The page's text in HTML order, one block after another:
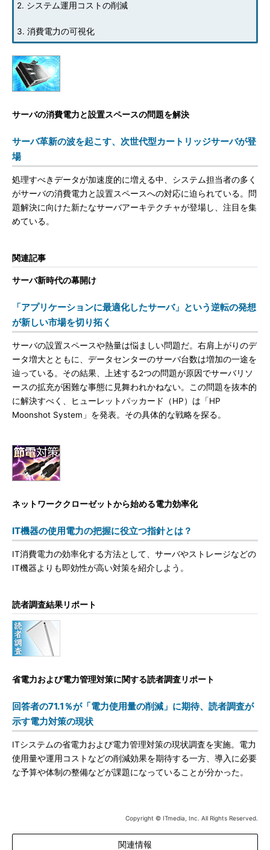
2. システム運用コストの削減
3. 消費電力の可視化
サーバの消費電力と設置スペースの問題を解決
サーバ革新の波を起こす、次世代型カートリッジサーバが登
場
処理すべきデータが加速度的に増える中、システム担当者の多く
がサーバの消費電力と設置スペースへの対応に迫られている。問
題解決に向けた新たなサーバアーキテクチャが登場し、注目を集
めている。
関連記事
サーバ新時代の幕開け
「アプリケーションに最適化したサーバ」という逆転の発想
が新しい市場を切り拓く
サーバの設置スペースや熱量は悩ましい問題だ。右肩上がりのデ
ータ増大とともに、データセンターのサーバ台数は増加の一途を
辿っている。その結果、上述する2つの問題が原因でサーバリソ
ースの拡充が困難な事態に見舞われかねない。この問題を抜本的
に解決すべく、ヒューレットパッカード（HP）は「HP
Moonshot System」を発表。その具体的な戦略を探る。
ネットワーククローゼットから始める電力効率化
IT機器の使用電力の把握に役立つ指針とは？
IT消費電力の効率化する方法として、サーバやストレージなどの
IT機器よりも即効性が高い対策を紹介しよう。
読者調査結果リポート
省電力および電力管理対策に関する読者調査リポート
回答者の71.1％が「電力使用量の削減」に期待、読者調査が
示す電力対策の現状
ITシステムの省電力および電力管理対策の現状調査を実施。電力
使用量や運用コストなどの削減効果を期待する一方、導入に必要
な予算や体制の整備などが課題になっていることが分かった。
Copyright © ITmedia, Inc. All Rights Reserved.
関連情報